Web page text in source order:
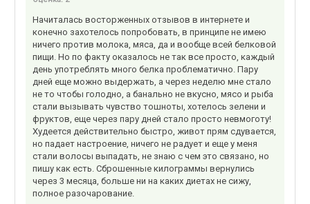
Начиталась восторженных отзывов в интернете и
конечно захотелось попробовать, в принципе не имею
ничего против молока, мяса, да и вообще всей белковой
пищи. Но по факту оказалось не так все просто, каждый
день употреблять много белка проблематично. Пару
дней еще можно выдержать, а через неделю мне стало
не то чтобы голодно, а банально не вкусно, мясо и рыба
стали вызывать чувство тошноты, хотелось зелени и
фруктов, еще через пару дней стало просто невмоготу!
Худеется действительно быстро, живот прям сдувается,
но падает настроение, ничего не радует и еще у меня
стали волосы выпадать, не знаю с чем это связано, но
пишу как есть. Сброшенные килограммы вернулись
через 3 месяца, больше ни на каких диетах не сижу,
полное разочарование.